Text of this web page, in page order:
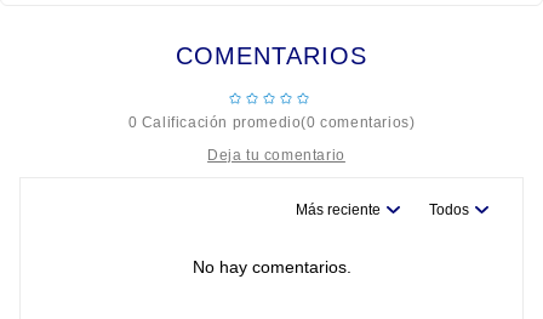
COMENTARIOS
☆☆☆☆
☆
0 Calificación promedio(0 comentarios)
Más reciente Todos
No hay comentarios.